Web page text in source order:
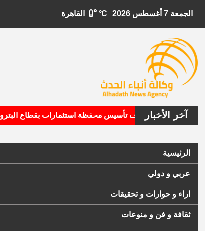
الجمعة 7 أغسطس 2026 °C
آخر الأخبار
الأمريكية تستهدف تأسيس محفظة استثمارات بقطاع البترول
الرئيسية
عربي و دولي
اراء و حوارات و تحقيقات
ثقافة و فن و منوعات